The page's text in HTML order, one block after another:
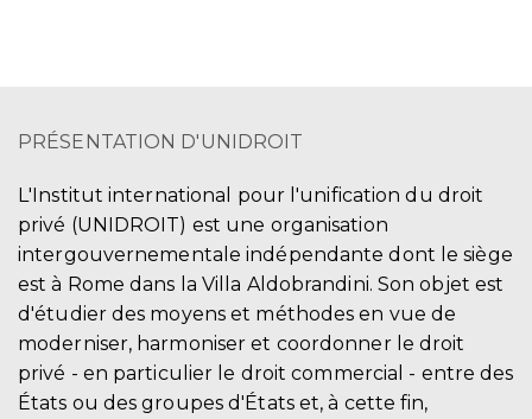
PRÉSENTATION D'UNIDROIT
L'Institut international pour l'unification du droit
privé (UNIDROIT) est une organisation
intergouvernementale indépendante dont le siège
est à Rome dans la Villa Aldobrandini. Son objet est
d'étudier des moyens et méthodes en vue de
moderniser, harmoniser et coordonner le droit
privé - en particulier le droit commercial - entre des
États ou des groupes d'États et, à cette fin,